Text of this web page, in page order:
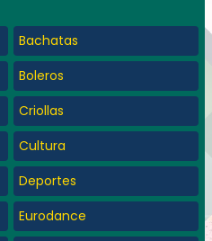
Bachatas
Boleros
Criollas
Cultura
Deportes
Eurodance